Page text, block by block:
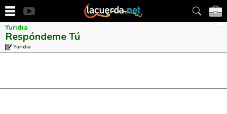
Yuridia
Respóndeme Tú
Yuridia